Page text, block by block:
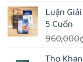
Luận
5 Cuốn
960,000
Thọ